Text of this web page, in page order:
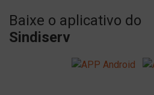
Baixe o aplicativo do
Sindiserv